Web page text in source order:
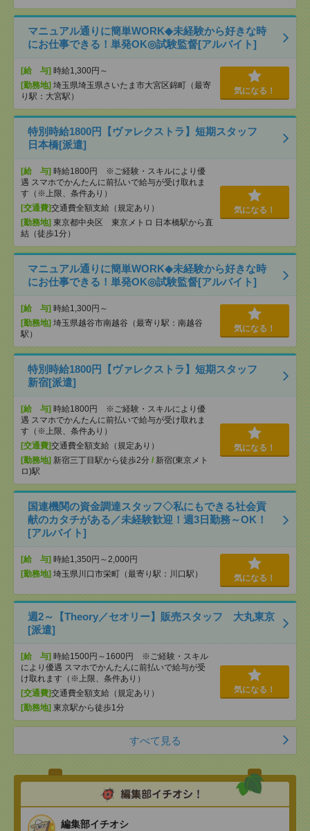
マニュアル通りに簡単WORK◆未経験から好きな時
にお仕事できる！単発OK◎試験監督[アルバイト]
[給 与] 時給1,300円～
[勤務地] 埼玉県埼玉県さいたま市大宮区錦町（最寄
り駅：大宮駅）
気になる！
特別時給1800円【ヴァレクストラ】短期スタッフ
日本橋[派遣]
[給 与] 時給1800円 ※ご経験・スキルにより優
遇 スマホでかんたんに前払いで給与が受け取れま
す（※上限、条件あり）
[交通費]交通費全額支給（規定あり）
[勤務地] 東京都中央区 東京メトロ 日本橋駅から直
結（徒歩1分）
気になる！
マニュアル通りに簡単WORK◆未経験から好きな時
にお仕事できる！単発OK◎試験監督[アルバイト]
[給 与] 時給1,300円～
[勤務地] 埼玉県越谷市南越谷（最寄り駅：南越谷
駅）
気になる！
特別時給1800円【ヴァレクストラ】短期スタッフ
新宿[派遣]
[給 与] 時給1800円 ※ご経験・スキルにより優
遇 スマホでかんたんに前払いで給与が受け取れま
す（※上限、条件あり）
[交通費]交通費全額支給（規定あり）
[勤務地] 新宿三丁目駅から徒歩2分 / 新宿(東京メト
ロ)駅
気になる！
国連機関の資金調達スタッフ◇私にもできる社会貢
献のカタチがある／未経験歓迎！週3日勤務～OK！
[アルバイト]
[給 与] 時給1,350円～2,000円
[勤務地] 埼玉県川口市栄町（最寄り駅：川口駅） 気になる！
週2～【Theory／セオリー】販売スタッフ 大丸東京
[派遣]
[給 与] 時給1500円～1600円 ※ご経験・スキル
により優遇 スマホでかんたんに前払いで給与が受
け取れます（※上限、条件あり）
[交通費]交通費全額支給（規定あり）
[勤務地] 東京駅から徒歩1分
気になる！
すべて見る
編集部イチオシ